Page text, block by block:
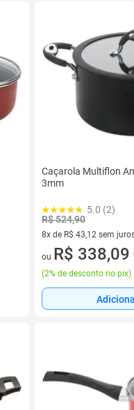
Caçarola Multiflon
3mm
5.0 (2)
R$ 524,90
8x de R$ 43,12 sem
8 vez de R$ 43,12 sem
ou R$ 338,09
(2% de desconto no pix)